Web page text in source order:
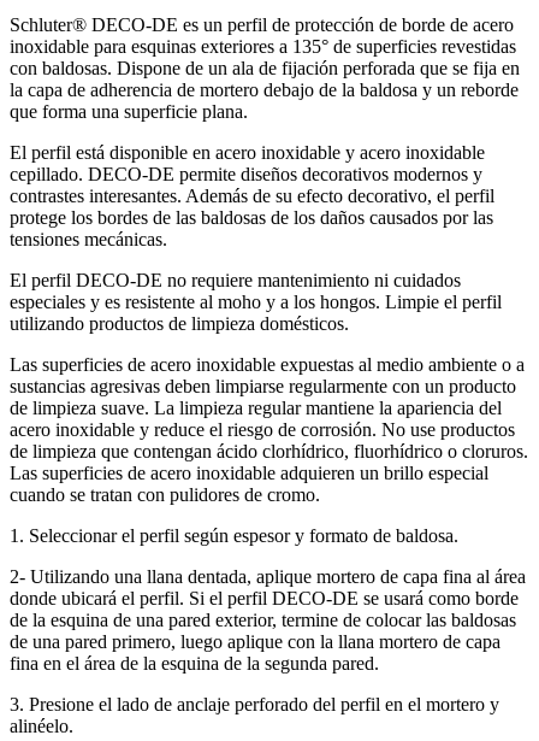
Schluter® DECO-DE es un perfil de protección de borde de acero
inoxidable para esquinas exteriores a 135° de superficies revestidas
con baldosas. Dispone de un ala de fijación perforada que se fija en
la capa de adherencia de mortero debajo de la baldosa y un reborde
que forma una superficie plana.
El perfil está disponible en acero inoxidable y acero inoxidable
cepillado. DECO-DE permite diseños decorativos modernos y
contrastes interesantes. Además de su efecto decorativo, el perfil
protege los bordes de las baldosas de los daños causados por las
tensiones mecánicas.
El perfil DECO-DE no requiere mantenimiento ni cuidados
especiales y es resistente al moho y a los hongos. Limpie el perfil
utilizando productos de limpieza domésticos.
Las superficies de acero inoxidable expuestas al medio ambiente o a
sustancias agresivas deben limpiarse regularmente con un producto
de limpieza suave. La limpieza regular mantiene la apariencia del
acero inoxidable y reduce el riesgo de corrosión. No use productos
de limpieza que contengan ácido clorhídrico, fluorhídrico o cloruros.
Las superficies de acero inoxidable adquieren un brillo especial
cuando se tratan con pulidores de cromo.
1. Seleccionar el perfil según espesor y formato de baldosa.
2- Utilizando una llana dentada, aplique mortero de capa fina al área
donde ubicará el perfil. Si el perfil DECO-DE se usará como borde
de la esquina de una pared exterior, termine de colocar las baldosas
de una pared primero, luego aplique con la llana mortero de capa
fina en el área de la esquina de la segunda pared.
3. Presione el lado de anclaje perforado del perfil en el mortero y
alinéelo.